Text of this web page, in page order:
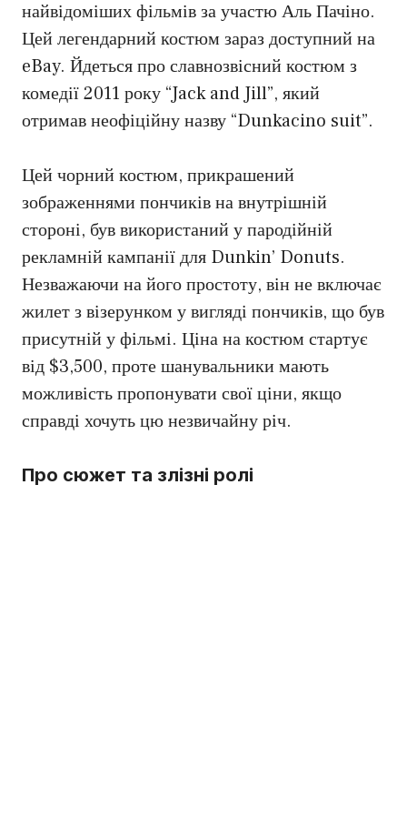
найвідоміших фільмів за участю Аль Пачіно.
Цей легендарний костюм зараз доступний на
eBay. Йдеться про славнозвісний костюм з
комедії 2011 року “Jack and Jill”, який
отримав неофіційну назву “Dunkacino suit”.
Цей чорний костюм, прикрашений
зображеннями пончиків на внутрішній
стороні, був використаний у пародійній
рекламній кампанії для Dunkin’ Donuts.
Незважаючи на його простоту, він не включає
жилет з візерунком у вигляді пончиків, що був
присутній у фільмі. Ціна на костюм стартує
від $3,500, проте шанувальники мають
можливість пропонувати свої ціни, якщо
справді хочуть цю незвичайну річ.
Про сюжет та злізні ролі